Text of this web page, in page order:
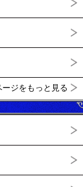
ージをもっと見る